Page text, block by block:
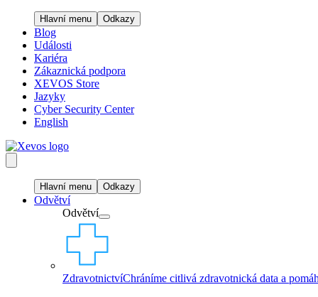
Hlavní menu Odkazy
Blog
Události
Kariéra
Zákaznická podpora
XEVOS Store
Jazyky
Cyber Security Center
English
Hlavní menu Odkazy
Odvětví
Odvětví
ZdravotnictvíChráníme citlivá zdravotnická data a